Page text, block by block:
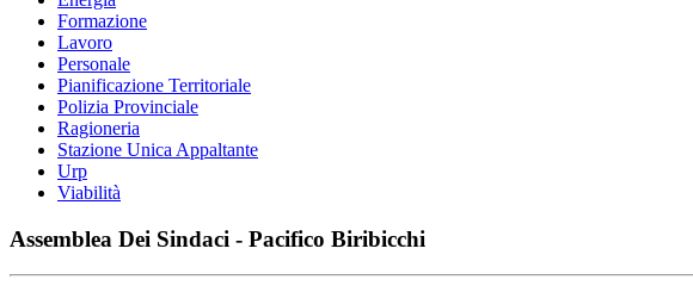
Formazione
Lavoro
Personale
Pianificazione Territoriale
Polizia Provinciale
Ragioneria
Stazione Unica Appaltante
Urp
Viabilità
Assemblea Dei Sindaci - Pacifico Biribicchi